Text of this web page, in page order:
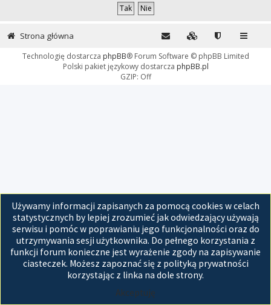
Używamy informacji zapisanych za pomocą cookies w celach
statystycznych by lepiej zrozumieć jak odwiedzający używają
serwisu i pomóc w poprawianiu jego funkcjonalności oraz do
utrzymywania sesji użytkownika. Do pełnego korzystania z
funkcji forum konieczne jest wyrażenie zgody na zapisywanie
ciasteczek. Możesz zapoznać się z polityką prywatności
korzystając z linka na dole strony.
Akceptuję
Strona główna
Technologię dostarcza phpBB® Forum Software © phpBB Limited
Polski pakiet językowy dostarcza phpBB.pl
GZIP: Off